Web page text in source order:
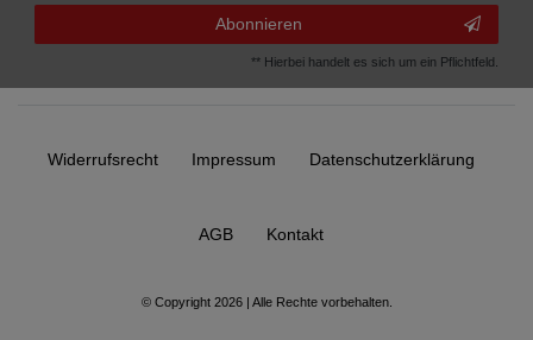
Abonnieren
** Hierbei handelt es sich um ein Pflichtfeld.
Widerrufs­recht Impressum Daten­schutz­erklärung
AGB Kontakt
© Copyright 2026 | Alle Rechte vorbehalten.